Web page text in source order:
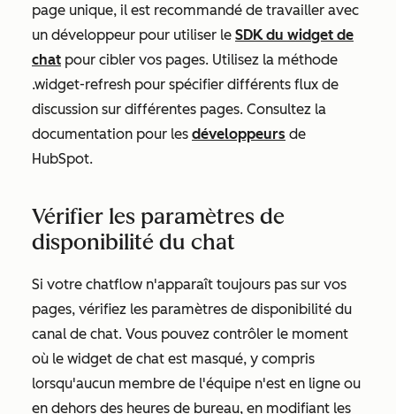
page unique, il est recommandé de travailler avec
un développeur pour utiliser le SDK du widget de
chat pour cibler vos pages. Utilisez la méthode
.widget-refresh pour spécifier différents flux de
discussion sur différentes pages. Consultez la
documentation pour les développeurs de
HubSpot.
Vérifier les paramètres de
disponibilité du chat
Si votre chatflow n'apparaît toujours pas sur vos
pages, vérifiez les paramètres de disponibilité du
canal de chat. Vous pouvez contrôler le moment
où le widget de chat est masqué, y compris
lorsqu'aucun membre de l'équipe n'est en ligne ou
en dehors des heures de bureau, en modifiant les